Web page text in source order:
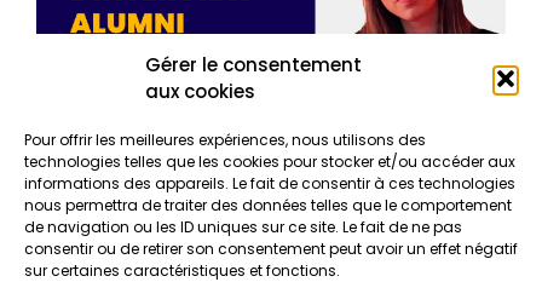
Gérer le consentement
aux cookies
Pour offrir les meilleures expériences, nous utilisons des
technologies telles que les cookies pour stocker et/ou accéder aux
informations des appareils. Le fait de consentir à ces technologies
nous permettra de traiter des données telles que le comportement
de navigation ou les ID uniques sur ce site. Le fait de ne pas
consentir ou de retirer son consentement peut avoir un effet négatif
sur certaines caractéristiques et fonctions.
L’ITW – Léa, chargée de communication à
Copines de Voyage
“Découvrir le monde entre filles”, c’est l’objectif de Léa